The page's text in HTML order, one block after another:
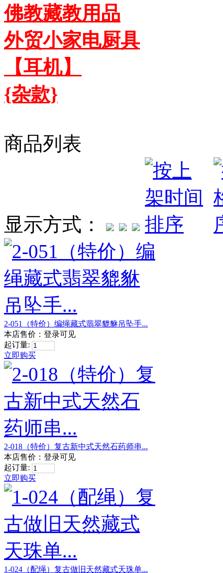
佛教藏教用品
外贸小家电厨具
【耳机】
{杂款}
商品列表
显示方式：
2-051（特价）编绳藏式翡翠貔貅吊坠手...
本店售价： 登录可见
起订量:
立即购买
2-018（特价）复古新中式天然石药师串...
本店售价： 登录可见
起订量:
立即购买
1-024（配绳）复古做旧天然藏式天珠单...